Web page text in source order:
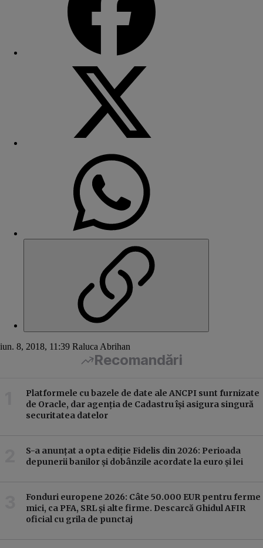
iun. 8, 2018, 11:39 Raluca Abrihan
Recomandări
Platformele cu bazele de date ale ANCPI sunt furnizate
de Oracle, dar agenția de Cadastru își asigura singură
securitatea datelor
S-a anunțat a opta ediție Fidelis din 2026: Perioada
depunerii banilor și dobânzile acordate la euro și lei
Fonduri europene 2026: Câte 50.000 EUR pentru ferme
mici, ca PFA, SRL și alte firme. Descarcă Ghidul AFIR
oficial cu grila de punctaj